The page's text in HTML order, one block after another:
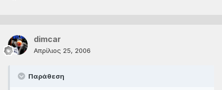
dimcar
Απρίλιος 25, 2006
Παράθεση